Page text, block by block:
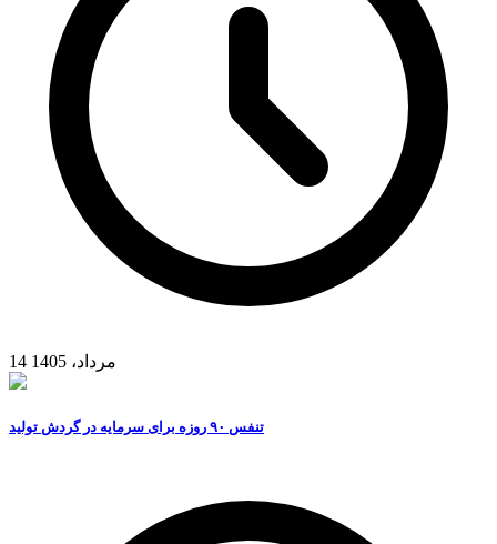
14 مرداد، 1405
تنفس ۹۰ روزه برای سرمایه در گردش تولید